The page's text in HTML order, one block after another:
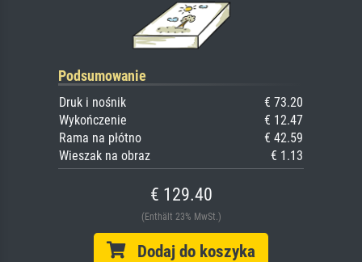
Podsumowanie
Druk i nośnik
€ 73.20
Wykończenie
€ 12.47
Rama na płótno
€ 42.59
Wieszak na obraz
€ 1.13
€ 129.40
(Enthält 23% MwSt.)
Dodaj do koszyka